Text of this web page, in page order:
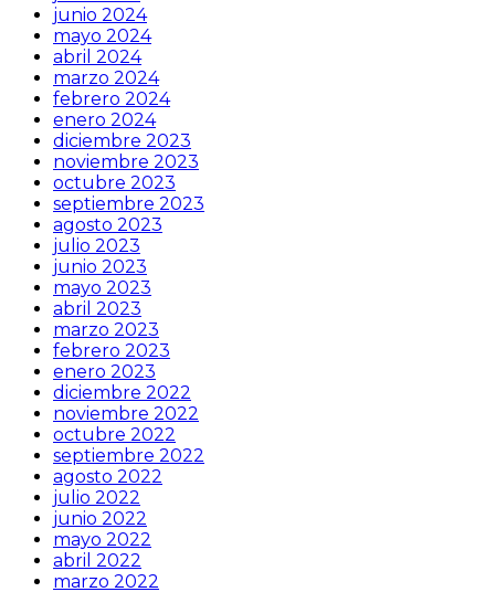
junio 2024
mayo 2024
abril 2024
marzo 2024
febrero 2024
enero 2024
diciembre 2023
noviembre 2023
octubre 2023
septiembre 2023
agosto 2023
julio 2023
junio 2023
mayo 2023
abril 2023
marzo 2023
febrero 2023
enero 2023
diciembre 2022
noviembre 2022
octubre 2022
septiembre 2022
agosto 2022
julio 2022
junio 2022
mayo 2022
abril 2022
marzo 2022